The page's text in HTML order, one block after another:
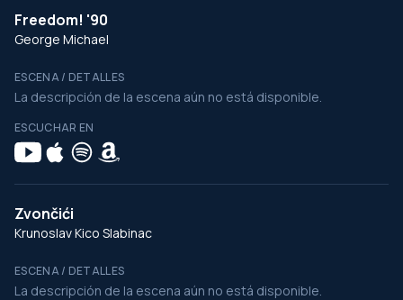
Freedom! '90
George Michael
ESCENA / DETALLES
La descripción de la escena aún no está disponible.
ESCUCHAR EN
Zvončići
Krunoslav Kico Slabinac
ESCENA / DETALLES
La descripción de la escena aún no está disponible.